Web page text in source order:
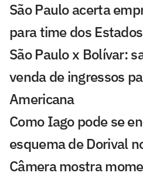
São Paulo acerta
para time dos
São Paulo x Bolívar:
venda de ingressos
Americana
Como Iago pode se
esquema de Dorival
Câmera mostra